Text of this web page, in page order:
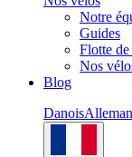
Notre
Guides
Flotte
Nos
Blog
Danois